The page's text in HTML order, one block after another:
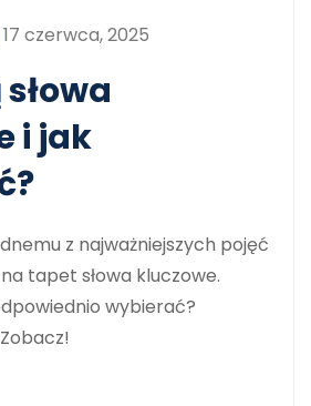
17 czerwca, 2025
i jak
z najważniejszych pojęć
tapet słowa kluczowe.
wybierać?